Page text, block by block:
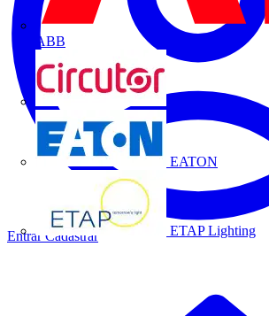
ABB
CIRCUTOR
EATON
ETAP Lighting
Entrar Cadastrar